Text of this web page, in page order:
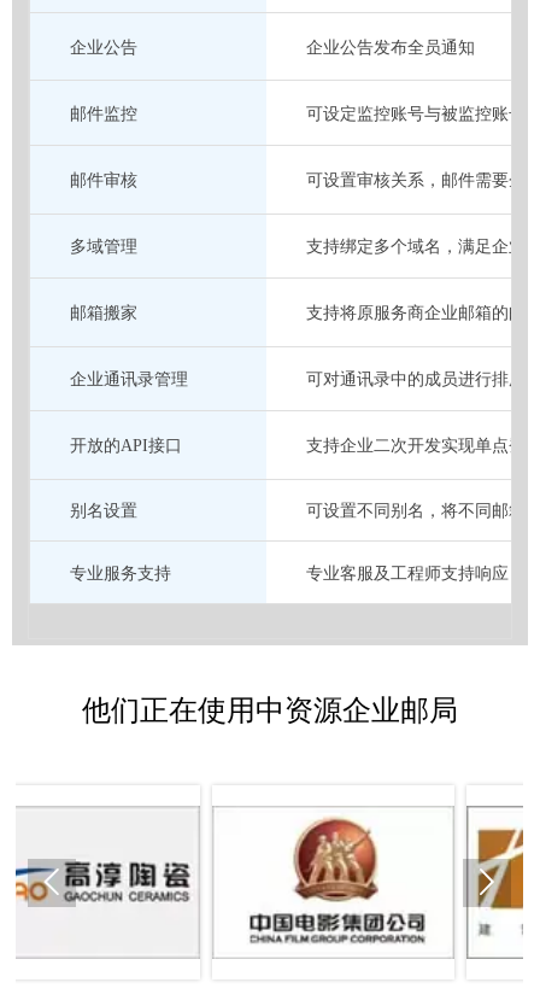
企业公告 企业公告发布全员通知
邮件监控 可设定监控账号与被监控账号
邮件审核 可设置审核关系，邮件需要企
多域管理 支持绑定多个域名，满足企业
邮箱搬家 支持将原服务商企业邮箱的邮
企业通讯录管理 可对通讯录中的成员进行排序
开放的API接口 支持企业二次开发实现单点登
别名设置 可设置不同别名，将不同邮箱
专业服务支持 专业客服及工程师支持响应，
他们正在使用中资源企业邮局
 